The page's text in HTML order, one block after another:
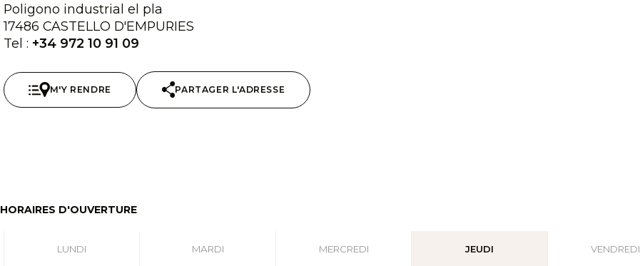
Poligono industrial el pla
17486 CASTELLO D'EMPURIES
Tel : +34 972 10 91 09
M'Y RENDRE PARTAGER L'ADRESSE
HORAIRES D'OUVERTURE
LUNDI MARDI MERCREDI JEUDI VENDREDI